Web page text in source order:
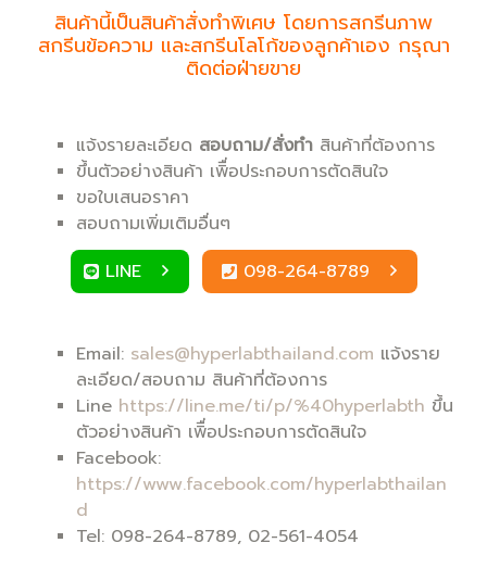
สินค้านี้เป็นสินค้าสั่งทำพิเศษ โดยการสกรีนภาพ
สกรีนข้อความ และสกรีนโลโก้ของลูกค้าเอง กรุณา
ติดต่อฝ่ายขาย
แจ้งรายละเอียด สอบถาม/สั่งทำ สินค้าที่ต้องการ
ขึ้นตัวอย่างสินค้า เพิื่อประกอบการตัดสินใจ
ขอใบเสนอราคา
สอบถามเพิ่มเติมอื่นๆ
LINE
098-264-8789
Email: sales@hyperlabthailand.com แจ้งราย
ละเอียด/สอบถาม สินค้าที่ต้องการ
Line https://line.me/ti/p/%40hyperlabth ขึ้น
ตัวอย่างสินค้า เพิื่อประกอบการตัดสินใจ
Facebook:
https://www.facebook.com/hyperlabthailan
d
Tel: 098-264-8789, 02-561-4054